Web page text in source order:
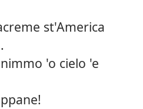
st'America
'o cielo 'e